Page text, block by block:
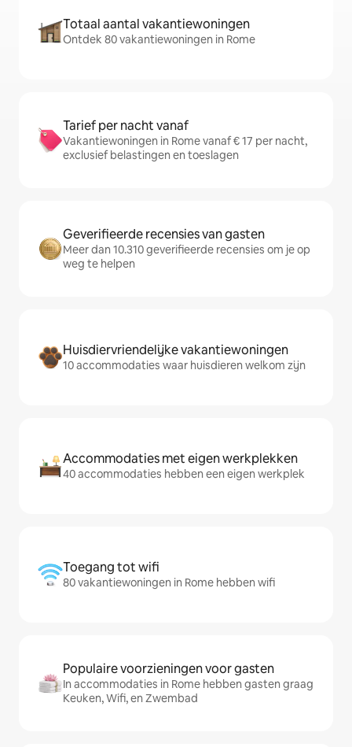
Totaal aantal vakantiewoningen
Ontdek 80 vakantiewoningen in Rome
Tarief per nacht vanaf
Vakantiewoningen in Rome vanaf € 17 per nacht,
exclusief belastingen en toeslagen
Geverifieerde recensies van gasten
Meer dan 10.310 geverifieerde recensies om je op
weg te helpen
Huisdiervriendelijke vakantiewoningen
10 accommodaties waar huisdieren welkom zijn
Accommodaties met eigen werkplekken
40 accommodaties hebben een eigen werkplek
Toegang tot wifi
80 vakantiewoningen in Rome hebben wifi
Populaire voorzieningen voor gasten
In accommodaties in Rome hebben gasten graag
Keuken, Wifi, en Zwembad